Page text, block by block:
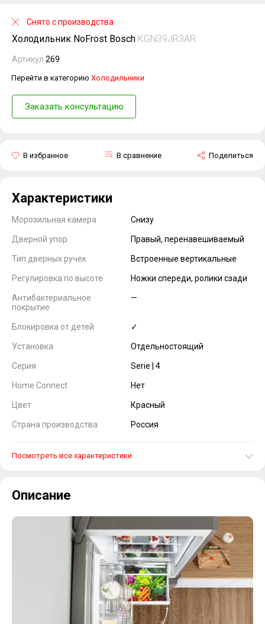
Холодильник NoFrost Bosch KGN39JR3AR
Артикул 269
Перейти в категорию Холодильники
Заказать консультацию
Поделиться
В сравнение
В избранное
Снято с производства
Характеристики
Морозильная камера Снизу
Дверной упор Правый, перенавешиваемый
Тип дверных ручек Встроенные вертикальные
Регулировка по высоте Ножки спереди, ролики сзади
Антибактериальное
покрытие
—
Блокировка от детей ✓
Установка Отдельностоящий
Серия Serie | 4
Home Connect Нет
Цвет Красный
Страна производства Россия
Посмотреть все характеристики
Описание